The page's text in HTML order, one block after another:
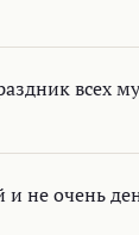
всех
и не очень